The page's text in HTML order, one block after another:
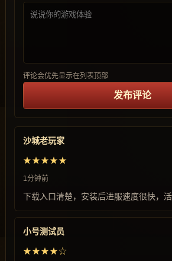
评论会优先显示在列表顶部
发布评论
沙城老玩家
★★★★★
1分钟前
下载入口清楚，安装后进服速度很快，活
小号测试员
★★★★☆